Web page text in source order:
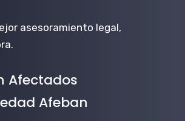
asesoramiento legal,
Afectados
Afeban